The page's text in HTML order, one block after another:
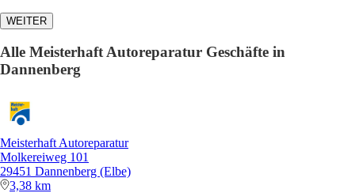
WEITER
Alle Meisterhaft Autoreparatur Geschäfte in
Dannenberg
Meisterhaft Autoreparatur
Molkereiweg 101
29451 Dannenberg (Elbe)
3,38 km